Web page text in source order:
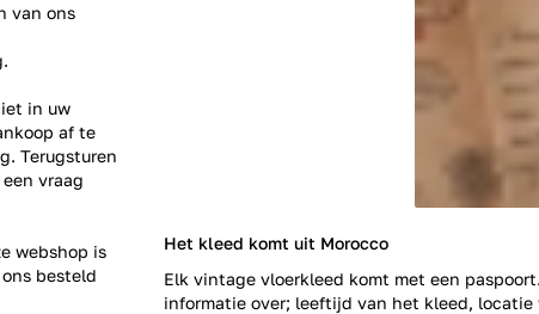
van ons
in uw
af te
Terugsturen
vraag
webshop is
besteld
Het kleed komt uit Morocco
Elk vintage vloerkleed komt met een
informatie over; leeftijd van het kleed, locatie